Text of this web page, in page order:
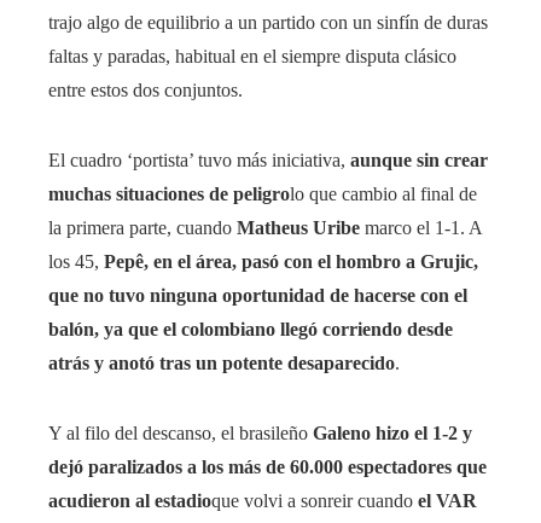
trajo algo de equilibrio a un partido con un sinfín de duras
faltas y paradas, habitual en el siempre disputa clásico
entre estos dos conjuntos.
El cuadro ‘portista’ tuvo más iniciativa, aunque sin crear
muchas situaciones de peligrolo que cambio al final de
la primera parte, cuando Matheus Uribe marco el 1-1. A
los 45, Pepê, en el área, pasó con el hombro a Grujic,
que no tuvo ninguna oportunidad de hacerse con el
balón, ya que el colombiano llegó corriendo desde
atrás y anotó tras un potente desaparecido.
Y al filo del descanso, el brasileño Galeno hizo el 1-2 y
dejó paralizados a los más de 60.000 espectadores que
acudieron al estadioque volvi a sonreir cuando el VAR